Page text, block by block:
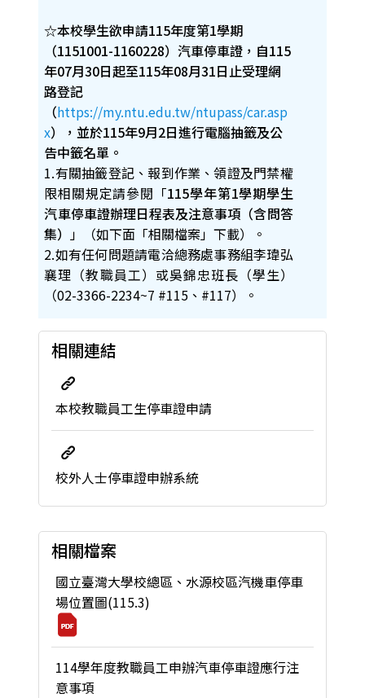
☆本校學生欲申請115年度第1學期
（1151001-1160228）汽車停車證，自115
年07月30日起至115年08月31日止受理網
路登記
（https://my.ntu.edu.tw/ntupass/car.asp
x），並於115年9月2日進行電腦抽籤及公
告中籤名單。
1.有關抽籤登記、報到作業、領證及門禁權
限相關規定請參閱「115學年第1學期學生
汽車停車證辦理日程表及注意事項（含問答
集）」（如下面「相關檔案」下載）。
2.如有任何問題請電洽總務處事務組李瑋弘
襄理（教職員工）或吳錦忠班長（學生）
（02-3366-2234~7 #115、#117）。
相關連結
本校教職員工生停車證申請
校外人士停車證申辦系統
相關檔案
國立臺灣大學校總區、水源校區汽機車停車
場位置圖(115.3)
114學年度教職員工申辦汽車停車證應行注
意事項